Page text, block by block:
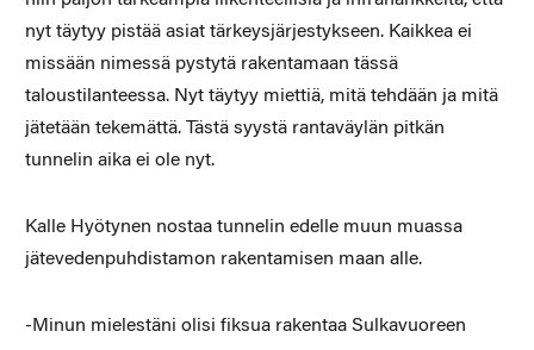
nyt täytyy pistää asiat tärkeysjärjestykseen. Kaikkea ei
missään nimessä pystytä rakentamaan tässä
taloustilanteessa. Nyt täytyy miettiä, mitä tehdään ja mitä
jätetään tekemättä. Tästä syystä rantaväylän pitkän
tunnelin aika ei ole nyt.
Kalle Hyötynen nostaa tunnelin edelle muun muassa
jätevedenpuhdistamon rakentamisen maan alle.
-Minun mielestäni olisi fiksua rakentaa Sulkavuoreen